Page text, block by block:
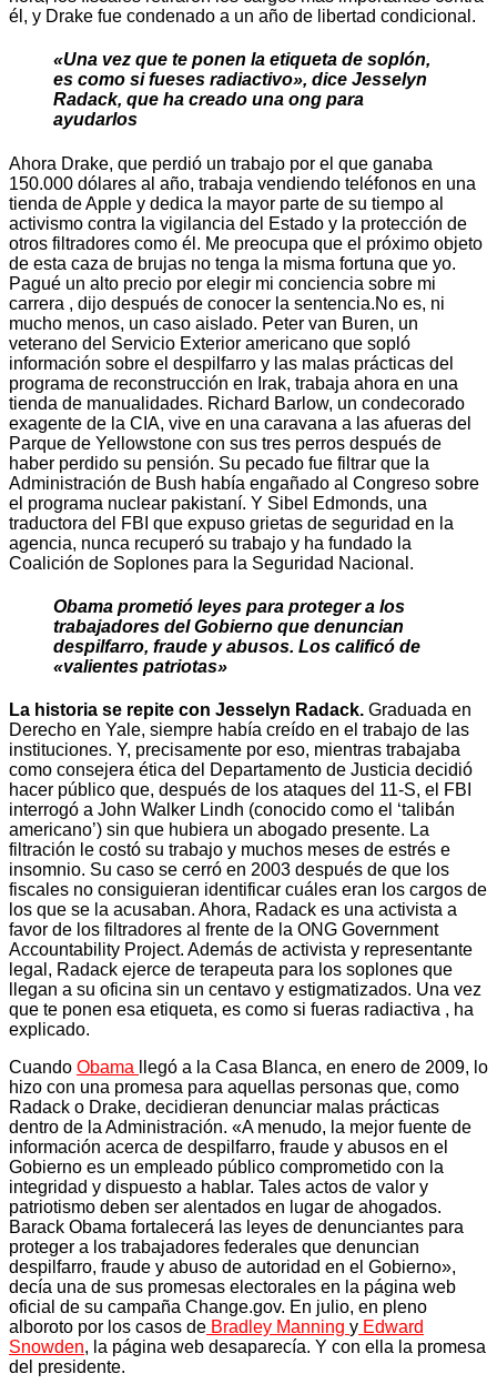
él, y Drake fue condenado a un año de libertad condicional.
«Una vez que te ponen la etiqueta de soplón,
es como si fueses radiactivo», dice Jesselyn
Radack, que ha creado una ong para
ayudarlos
Ahora Drake, que perdió un trabajo por el que ganaba
150.000 dólares al año, trabaja vendiendo teléfonos en una
tienda de Apple y dedica la mayor parte de su tiempo al
activismo contra la vigilancia del Estado y la protección de
otros filtradores como él. Me preocupa que el próximo objeto
de esta caza de brujas no tenga la misma fortuna que yo.
Pagué un alto precio por elegir mi conciencia sobre mi
carrera , dijo después de conocer la sentencia.No es, ni
mucho menos, un caso aislado. Peter van Buren, un
veterano del Servicio Exterior americano que sopló
información sobre el despilfarro y las malas prácticas del
programa de reconstrucción en Irak, trabaja ahora en una
tienda de manualidades. Richard Barlow, un condecorado
exagente de la CIA, vive en una caravana a las afueras del
Parque de Yellowstone con sus tres perros después de
haber perdido su pensión. Su pecado fue filtrar que la
Administración de Bush había engañado al Congreso sobre
el programa nuclear pakistaní. Y Sibel Edmonds, una
traductora del FBI que expuso grietas de seguridad en la
agencia, nunca recuperó su trabajo y ha fundado la
Coalición de Soplones para la Seguridad Nacional.
Obama prometió leyes para proteger a los
trabajadores del Gobierno que denuncian
despilfarro, fraude y abusos. Los calificó de
«valientes patriotas»
La historia se repite con Jesselyn Radack. Graduada en
Derecho en Yale, siempre había creído en el trabajo de las
instituciones. Y, precisamente por eso, mientras trabajaba
como consejera ética del Departamento de Justicia decidió
hacer público que, después de los ataques del 11-S, el FBI
interrogó a John Walker Lindh (conocido como el ‘talibán
americano’) sin que hubiera un abogado presente. La
filtración le costó su trabajo y muchos meses de estrés e
insomnio. Su caso se cerró en 2003 después de que los
fiscales no consiguieran identificar cuáles eran los cargos de
los que se la acusaban. Ahora, Radack es una activista a
favor de los filtradores al frente de la ONG Government
Accountability Project. Además de activista y representante
legal, Radack ejerce de terapeuta para los soplones que
llegan a su oficina sin un centavo y estigmatizados. Una vez
que te ponen esa etiqueta, es como si fueras radiactiva , ha
explicado.
Cuando Obama
llegó a la Casa Blanca, en enero de 2009, lo
hizo con una promesa para aquellas personas que, como
Radack o Drake, decidieran denunciar malas prácticas
dentro de la Administración. «A menudo, la mejor fuente de
información acerca de despilfarro, fraude y abusos en el
Gobierno es un empleado público comprometido con la
integridad y dispuesto a hablar. Tales actos de valor y
patriotismo deben ser alentados en lugar de ahogados.
Barack Obama fortalecerá las leyes de denunciantes para
proteger a los trabajadores federales que denuncian
despilfarro, fraude y abuso de autoridad en el Gobierno»,
decía una de sus promesas electorales en la página web
oficial de su campaña Change.gov. En julio, en pleno
alboroto por los casos de Bradley Manning y Edward
Snowden, la página web desaparecía. Y con ella la promesa
del presidente.